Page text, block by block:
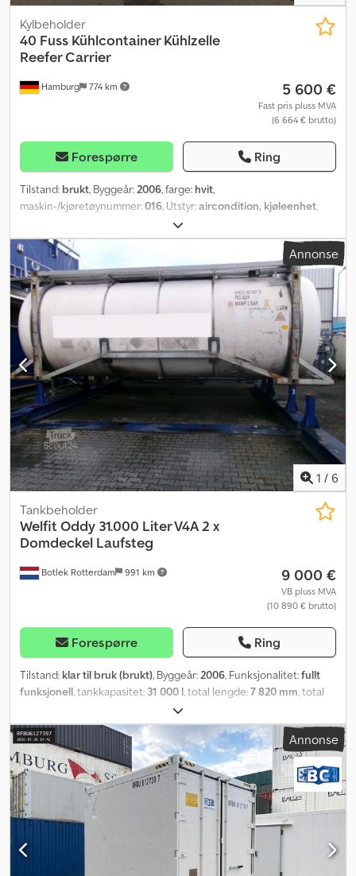
Hamburg 774 km
Kylbeholder
40 Fuss Kühlcontainer Kühlzelle
Reefer Carrier
5 600 €
Fast pris pluss MVA
(6 664 € brutto)
Forespørre Ring
Tilstand: brukt, Byggeår:2006, farge: hvit,
maskin-/kjøretøynummer:016, Utstyr:aircondition, kjøleenhet,
Annonse
1 / 6
Botlek Rotterdam 991 km
Tankbeholder
Welfit Oddy 31.000 Liter V4A 2 x
Domdeckel Laufsteg
9 000 €
VB pluss MVA
(10 890 € brutto)
Forespørre Ring
Tilstand: klar til bruk (brukt), Byggeår: 2006, Funksjonalitet:fullt
funksjonell , tankkapasitet: 31 000 l , total lengde:7 820 mm , total
2 670 mm
veggmateriale:rustfritt stål, Antall kamre:1, driftstemperatur:130
°C, driftstrykk: 3 stang, trykk (maks.): 4 stang , overtrykk (maks.):6
stang, egenvekt:4 650 kg, trykk:4 stang , temperatur: 130 °C,
Utstyr:Typeplate tilgjengelig,
Annonse